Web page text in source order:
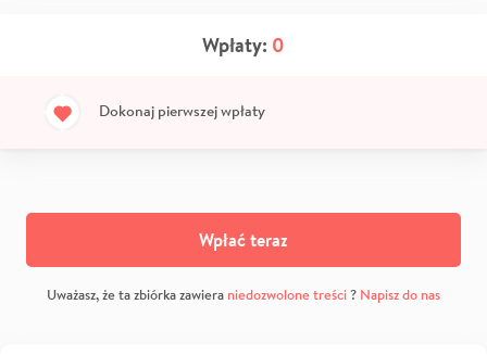
Wpłaty: 0
Dokonaj pierwszej wpłaty
Wpłać teraz
Uważasz, że ta zbiórka zawiera niedozwolone treści? Napisz do nas